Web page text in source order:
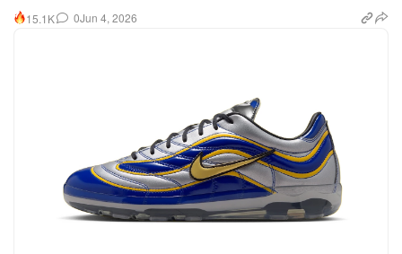
15.1K 0Jun 4, 2026